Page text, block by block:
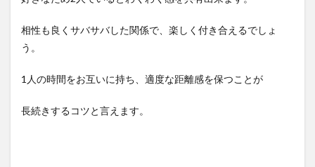
相性も良くサバサバした関係で、楽しく付き合えるでしょ
う。
1人の時間をお互いに持ち、適度な距離感を保つことが
長続きするコツと言えます。